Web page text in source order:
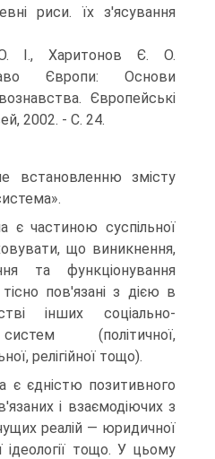
риси. їх з'ясування
І., Харитонов Є. О.
Європи: Основи
Європейські
2002. - С. 24.
встановленню змісту
є частиною суспільної
що виникнення,
та функціонування
пов'язані з дією в
інших соціально-
(політичної,
релігійної тощо).
є єдністю позитивного
і взаємодіючих з
реалій — юридичної
ідеології тощо. У цьому